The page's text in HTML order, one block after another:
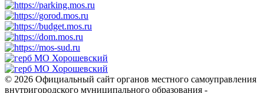
© 2026 Официальный сайт органов местного самоуправления
внутригородского муниципального образования -